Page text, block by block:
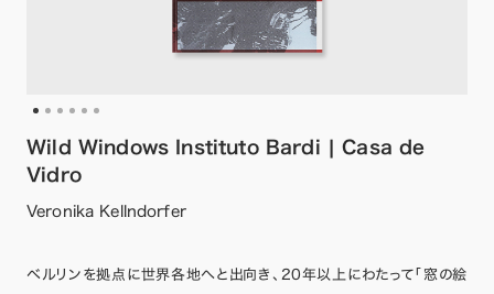
Wild Windows Instituto Bardi | Casa de
Vidro
Veronika Kellndorfer
ベルリンを拠点に世界各地へと出向き、20年以上にわたって「窓の絵